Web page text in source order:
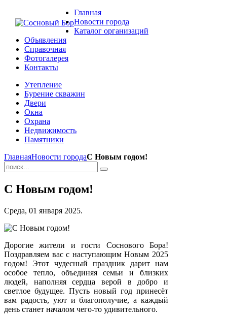
Главная
Новости города
Каталог организаций
Объявления
Справочная
Фотогалерея
Контакты
Утепление
Бурение скважин
Двери
Окна
Охрана
Недвижимость
Памятники
ГлавнаяНовости городаС Новым годом!
С Новым годом!
Среда, 01 января 2025.
Дорогие жители и гости Соснового Бора!
Поздравляем вас с наступающим Новым 2025
годом! Этот чудесный праздник дарит нам
особое тепло, объединяя семьи и близких
людей, наполняя сердца верой в добро и
светлое будущее. Пусть новый год принесёт
вам радость, уют и благополучие, а каждый
день станет началом чего-то удивительного.